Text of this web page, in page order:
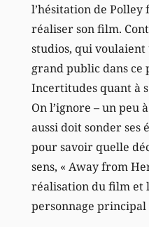
l’hésitation de Polley
réaliser son film.
studios, qui voulaient
grand public dans ce
Incertitudes quant à
On l’ignore – un peu
aussi doit sonder ses
pour savoir quelle
sens, « Away from
réalisation du film et
personnage principal